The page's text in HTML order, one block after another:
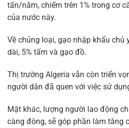
tấn/năm, chiếm trên 1% trong cơ
của nước này.
Về chủng loại, gạo nhập khẩu chủ
dài, 5% tấm và gạo đồ.
Thị trường Algeria vẫn còn triển
người dân đã quen với việc sử
Mặt khác, lượng người lao động
càng đông, sẽ góp phần làm tăng